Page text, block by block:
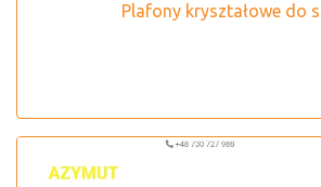
Plafony kryształowe do